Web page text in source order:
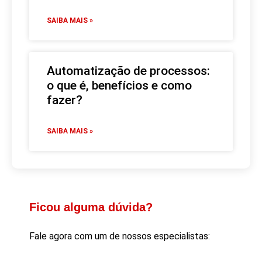
SAIBA MAIS »
Automatização de processos:
o que é, benefícios e como
fazer?
SAIBA MAIS »
Ficou alguma dúvida?
Fale agora com um de nossos especialistas: